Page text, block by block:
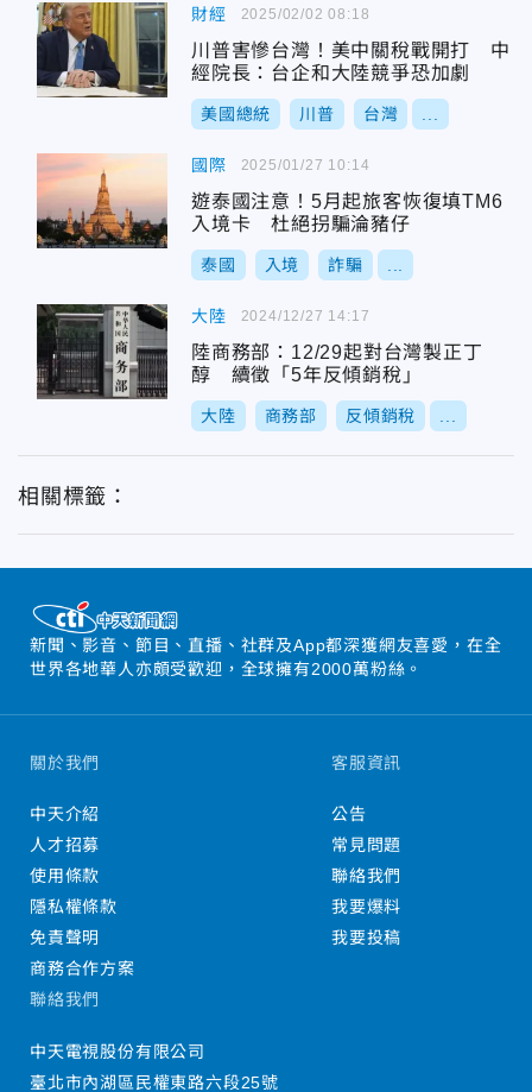
財經
川普害慘台灣！美中關稅戰開打 中
經院長：台企和大陸競爭恐加劇
美國總統 川普 台灣
2025/02/02 08:18
國際
遊泰國注意！5月起旅客恢復填TM6
入境卡 杜絕拐騙淪豬仔
泰國 入境 詐騙
2025/01/27 10:14
大陸
陸商務部：12/29起對台灣製正丁
醇 續徵「5年反傾銷稅」
大陸 商務部 反傾銷稅
2024/12/27 14:17
相關標籤：
新聞、影音、節目、直播、社群及App都深獲網友喜愛，在全
世界各地華人亦頗受歡迎，全球擁有2000萬粉絲。
關於我們
中天介紹
人才招募
使用條款
隱私權條款
免責聲明
商務合作方案
客服資訊
公告
常見問題
聯絡我們
我要爆料
我要投稿
聯絡我們
中天電視股份有限公司
臺北市內湖區民權東路六段25號